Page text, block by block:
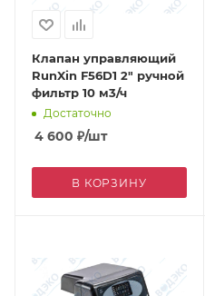
Клапан управляющий
RunXin F56D1 2" ручной
фильтр 10 м3/ч
Достаточно
4 600 ₽/шт
В КОРЗИНУ